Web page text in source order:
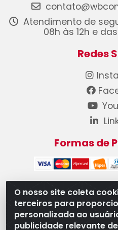
O nosso site coleta
terceiros para
personalizada ao
publicidade relevante
Atendimento de
08h às 12h e
Redes
Formas de
WB Componentes
08.528.393/0001-12 - Rua
Oeste Industrial,